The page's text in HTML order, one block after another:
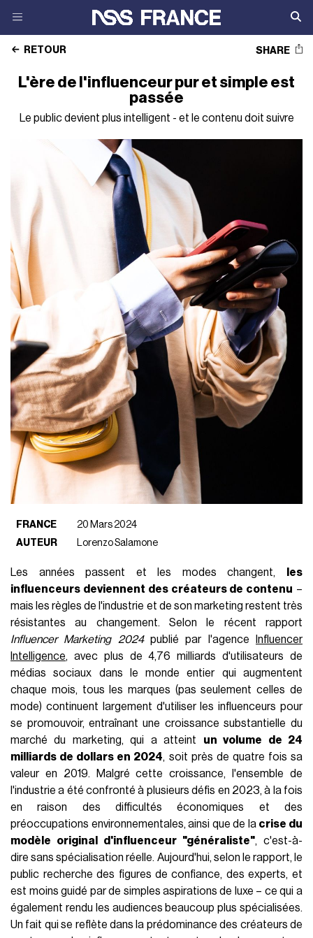
RETOUR SHARE
L'ère de l'influenceur pur et simple est
passée
Le public devient plus intelligent - et le contenu doit suivre
FRANCE
20 Mars 2024
AUTEUR
Lorenzo Salamone
Les années passent et les modes changent,
les
influenceurs deviennent des créateurs de contenu –
mais les règles de l'industrie et de son marketing restent très
résistantes au changement. Selon le récent rapport
Influencer Marketing 2024publié par l'agence
Influencer
Intelligence, avec plus de 4,76 milliards d'utilisateurs de
médias sociaux dans le monde entier qui augmentent
chaque mois, tous les marques (pas seulement celles de
mode) continuent largement d'utiliser les influenceurs pour
se promouvoir, entraînant une croissance substantielle du
marché du marketing, qui a atteint un volume de 24
milliards de dollars en 2024, soit près de quatre fois sa
valeur en 2019. Malgré cette croissance, l'ensemble de
l'industrie a été confronté à plusieurs défis en 2023, à la fois
en raison des difficultés économiques et des
préoccupations environnementales, ainsi que de la crise du
modèle original d'influenceur "généraliste", c'est-à-
dire sans spécialisation réelle. Aujourd'hui, selon le rapport, le
public recherche des figures de confiance, des experts, et
est moins guidé par de simples aspirations de luxe – ce qui a
également rendu les audiences beaucoup plus spécialisées.
Un fait qui se reflète dans la prédominance des créateurs de